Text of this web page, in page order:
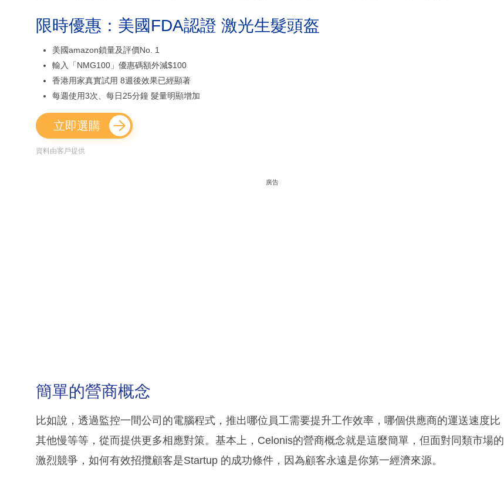
限時優惠：美國FDA認證 激光生髮頭盔
美國amazon鎖量及評價No. 1
輸入「NMG100」優惠碼額外減$100
香港用家真實試用 8週後效果已經顯著
每週使用3次、每日25分鐘 髮量明顯增加
立即選購
資料由客戶提供
廣告
簡單的營商概念
比如說，透過監控一間公司的電腦程式，推出哪位員工需要提升工作效率，哪個供應商的運送速度比
其他慢等等，從而提供更多相應對策。基本上，Celonis的營商概念就是這麼簡單，但面對同類市場的
激烈競爭，如何有效招攬顧客是Startup 的成功條件，因為顧客永遠是你第一經濟來源。